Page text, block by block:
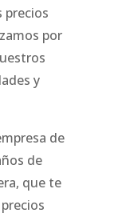
precios
por
y
de
de
que te